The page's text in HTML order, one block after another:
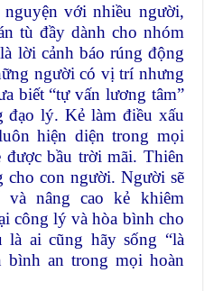
với nhiều người,
tù đầy dành cho nhóm
lời cảnh báo rúng động
người có vị trí nhưng
biết “tự vấn lương tâm”
đạo lý. Kẻ làm điều xấu
hiện diện trong mọi
bầu trời mãi. Thiên
cho con người. Người sẽ
nâng cao kẻ khiêm
công lý và hòa bình cho
là ai cũng hãy sống “là
bình an trong mọi hoàn